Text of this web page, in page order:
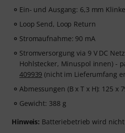
Ein- und Ausgang: 6,3 mm Klinke
Loop Send, Loop Return
Stromaufnahme: 90 mA
Stromversorgung via 9 V DC
Hohlstecker, Minuspol innen) -
409939 (nicht im Lieferumfang
Abmessungen (B x T x H): 125 x
Gewicht: 388 g
Hinweis: Batteriebetrieb wird